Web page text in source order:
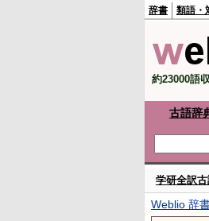
辞書 類語・
約23000語
古語辞
学研全訳
Weblio 辞